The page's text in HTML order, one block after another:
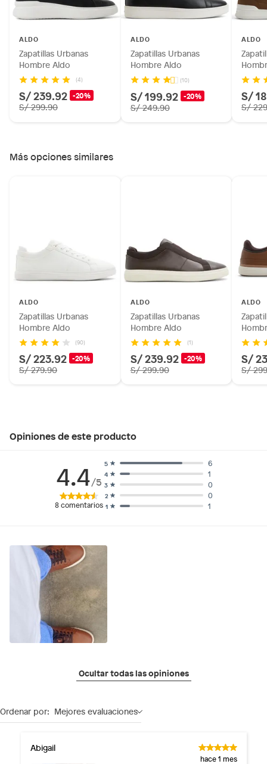
ALDO
Zapatillas Urbanas
Hombre Aldo
(4)
S/ 239.92 -20%
S/ 299.90
ALDO
Zapatillas Urbanas
Hombre Aldo
(10)
S/ 199.92 -20%
S/ 249.90
ALDO
S/
S/
Más opciones similares
ALDO
Zapatillas Urbanas
Hombre Aldo
(90)
S/ 223.92 -20%
S/ 279.90
ALDO
Zapatillas Urbanas
Hombre Aldo
(1)
S/ 239.92 -20%
S/ 299.90
ALDO
S/
S/
Opiniones de este producto
4.4/5
8 comentarios 1 1
2 0
3 0
4 1
5 6
Ocultar todas las opiniones
Ordenar por: Mejores evaluaciones
Abigail
hace 1 mes